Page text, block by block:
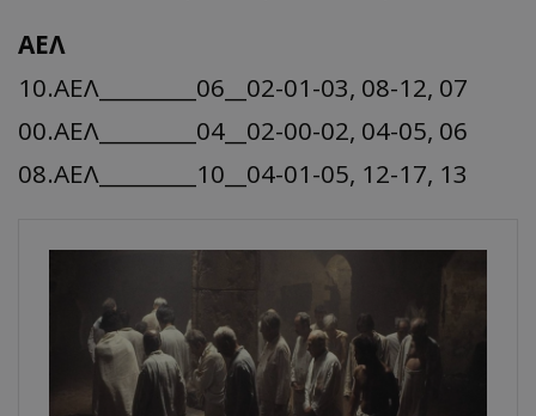
ΑΕΛ
10.ΑΕΛ_________06__02-01-03, 08-12, 07
00.ΑΕΛ_________04__02-00-02, 04-05, 06
08.ΑΕΛ_________10__04-01-05, 12-17, 13